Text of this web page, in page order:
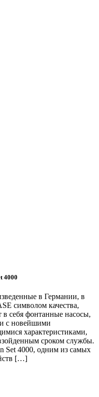
4000
в Германии, в
символом качества,
себя фонтанные насосы,
с новейшими
характеристиками,
сроком службы.
Set 4000, одним из самых
[…]